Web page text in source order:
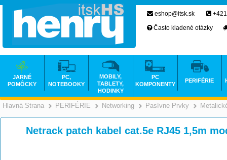
Hlavná Strana PERIFÉRIE Networking Pasívne Prvky
Netrack patch kabel cat.5e RJ45 1,5m
eshop@itsk.sk
Často kladené otázky
JARNÉ
POMÔCKY
PC,
NOTEBOOKY
MOBILY,
TABLETY,
HODINKY
PC
KOMPONENTY
PERIFÉRIE